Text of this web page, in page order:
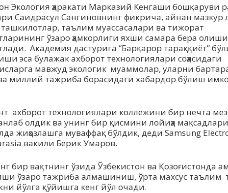
Экология ҳаракати Марказий Кенгаши бошқаруви
Саидрасул Сангиновнинг фикрича, айнан мазкур
ташкилотлар, таълим муассасалари ва тижорат
ўзаро ҳамкорлиги яхши самара бера
Академия дастурига “Барқарор тараққиёт”
эса булажак ахборот технологиялари соҳасидаги
мавжуд экологик муаммолар, уларни
миллий тажриба борасидаги хабардор бўлиш
ахборот технологиялари коллежини бир нечта
олдик ва унинг бир қисмини лойиҳа
жиҳозлашга муваффақ бўлдик, деди Samsung
вакили Берик Умаров.
бир вақтнинг ўзида Ўзбекистон ва Қозоғистонда
ўзаро тажриба алмашиниш, ўрта махсус таълим
йўлга қўйишга кенг йўл очади.